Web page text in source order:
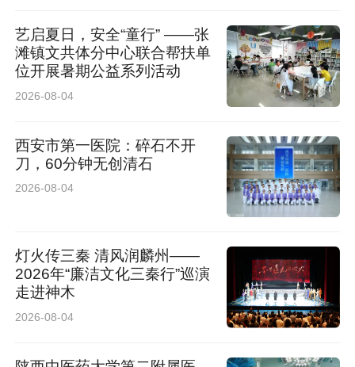
艺启夏日，安全“童行” ——张
滩镇文共体分中心联合帮扶单
位开展暑期公益系列活动
2026-08-04
西安市第一医院：碎石不开
刀，60分钟无创清石
2026-08-04
灯火传三秦 清风润麟州——
2026年“廉洁文化三秦行”巡演
走进神木
2026-08-04